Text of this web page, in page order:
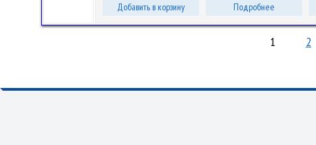
Добавить в корзину Подробнее
1 2